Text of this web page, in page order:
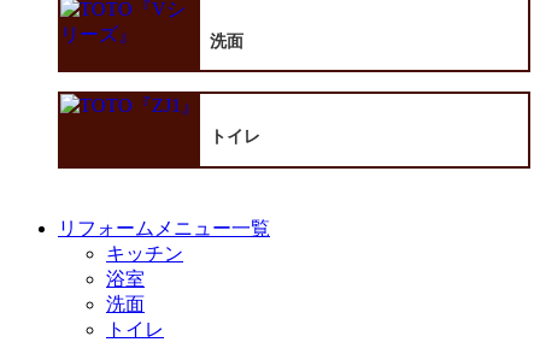
洗面
トイレ
リフォームメニュー一覧
キッチン
浴室
洗面
トイレ